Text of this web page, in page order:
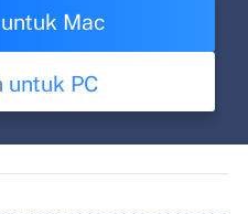
Mac
untuk PC